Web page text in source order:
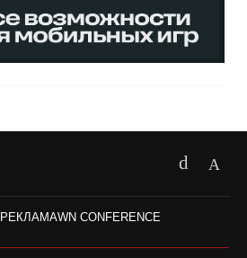
РЕКЛАМАWN CONFERENCE